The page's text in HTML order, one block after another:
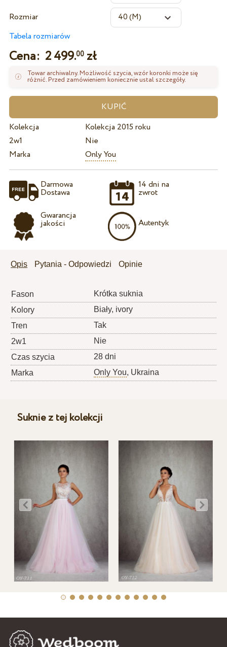
Rozmiar
Tabela rozmiarów
Cena: 2 499.00zł
Towar archiwalny. Możliwość szycia, wzór koronki może się
różnić. Przed zamówieniem koniecznie ustal szczegóły.
Kolekcja
Kolekcja 2015 roku
2w1
Nie
Marka
Only You
Darmowa
Dostawa
Gwarancja
jakości
14 dni na
zwrot
Autentyk
Opis Pytania - Odpowiedzi Opinie
Fason
Krótka suknia
Kolory
Biały, ivory
Tren
Tak
2w1
Nie
Czas szycia
28 dni
Marka
Only You, Ukraina
Suknie z tej kolekcji